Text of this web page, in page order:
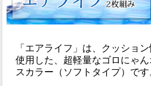
「エアライフ」は、クッショ
使用した、超軽量なゴロにゃ
スカラー（ソフトタイプ）です